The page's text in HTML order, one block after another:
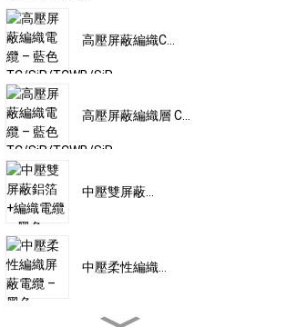
高壓屏蔽編織C...
高壓屏蔽編織層 C...
中壓雙屏蔽...
中壓柔性編織…